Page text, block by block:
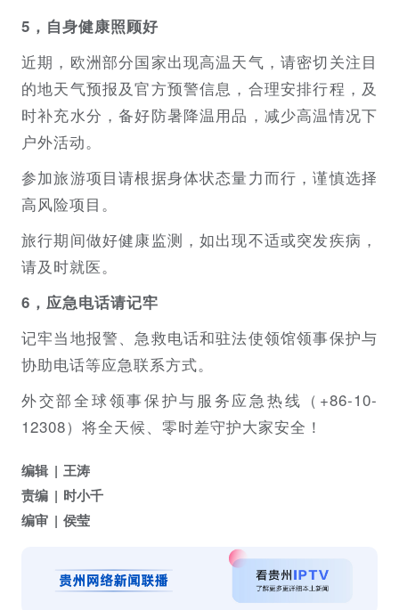
5，自身健康照顾好
近期，欧洲部分国家出现高温天气，请密切关注目
的地天气预报及官方预警信息，合理安排行程，及
时补充水分，备好防暑降温用品，减少高温情况下
户外活动。
参加旅游项目请根据身体状态量力而行，谨慎选择
高风险项目。
旅行期间做好健康监测，如出现不适或突发疾病，
请及时就医。
6，应急电话请记牢
记牢当地报警、急救电话和驻法使领馆领事保护与
协助电话等应急联系方式。
外交部全球领事保护与服务应急热线（+86-10-
12308）将全天候、零时差守护大家安全！
编辑
王涛
责编
时小千
编审
侯莹